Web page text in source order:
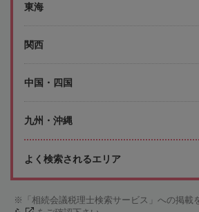
東海
関西
中国・四国
九州・沖縄
よく検索されるエリア
「相続会議税理士検索サービス」への掲載